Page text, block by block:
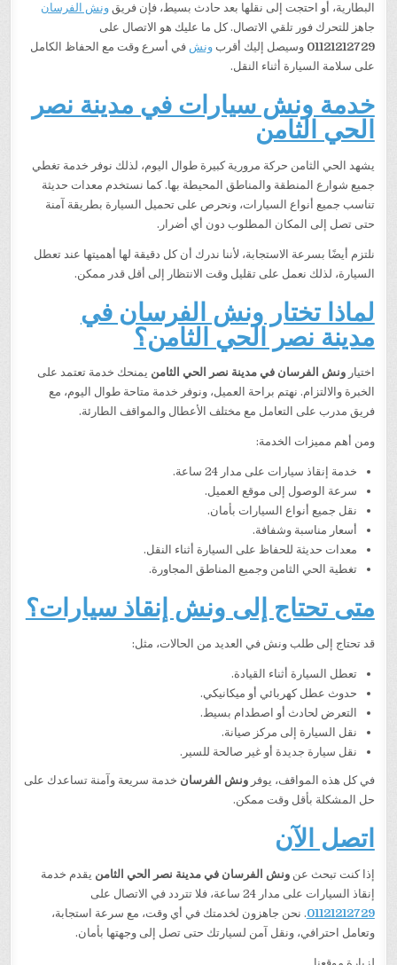
البطارية، أو احتجت إلى نقلها بعد حادث بسيط، فإن فريقونش الفرسان
جاهز للتحرك فور تلقي الاتصال. كل ما عليك هو الاتصال على
01121212729 وسيصل إليك أقربونش في أسرع وقت مع الحفاظ الكامل
على سلامة السيارة أثناء النقل.
خدمة ونش سيارات في مدينة نصر
الحي الثامن
يشهد الحي الثامن حركة مرورية كبيرة طوال اليوم، لذلك نوفر خدمة تغطي
جميع شوارع المنطقة والمناطق المحيطة بها. كما نستخدم معدات حديثة
تناسب جميع أنواع السيارات، ونحرص على تحميل السيارة بطريقة آمنة
حتى تصل إلى المكان المطلوب دون أي أضرار.
نلتزم أيضًا بسرعة الاستجابة، لأننا ندرك أن كل دقيقة لها أهميتها عند تعطل
السيارة، لذلك نعمل على تقليل وقت الانتظار إلى أقل قدر ممكن.
لماذا تختار ونش الفرسان في
مدينة نصر الحي الثامن؟
اختيارونش الفرسان في مدينة نصر الحي الثامن يمنحك خدمة تعتمد على
الخبرة والالتزام. نهتم براحة العميل، ونوفر خدمة متاحة طوال اليوم، مع
فريق مدرب على التعامل مع مختلف الأعطال والمواقف الطارئة.
ومن أهم مميزات الخدمة:
خدمة إنقاذ سيارات على مدار 24 ساعة.
سرعة الوصول إلى موقع العميل.
نقل جميع أنواع السيارات بأمان.
أسعار مناسبة وشفافة.
معدات حديثة للحفاظ على السيارة أثناء النقل.
تغطية الحي الثامن وجميع المناطق المجاورة.
متى تحتاج إلى ونش إنقاذ سيارات؟
قد تحتاج إلى طلب ونش في العديد من الحالات، مثل:
تعطل السيارة أثناء القيادة.
حدوث عطل كهربائي أو ميكانيكي.
التعرض لحادث أو اصطدام بسيط.
نقل السيارة إلى مركز صيانة.
نقل سيارة جديدة أو غير صالحة للسير.
في كل هذه المواقف، يوفرونش الفرسان خدمة سريعة وآمنة تساعدك على
حل المشكلة بأقل وقت ممكن.
اتصل الآن
إذا كنت تبحث عنونش الفرسان في مدينة نصر الحي الثامن يقدم خدمة
إنقاذ السيارات على مدار 24 ساعة، فلا تتردد في الاتصال على
01121212729. نحن جاهزون لخدمتك في أي وقت، مع سرعة استجابة،
وتعامل احترافي، ونقل آمن لسيارتك حتى تصل إلى وجهتها بأمان.